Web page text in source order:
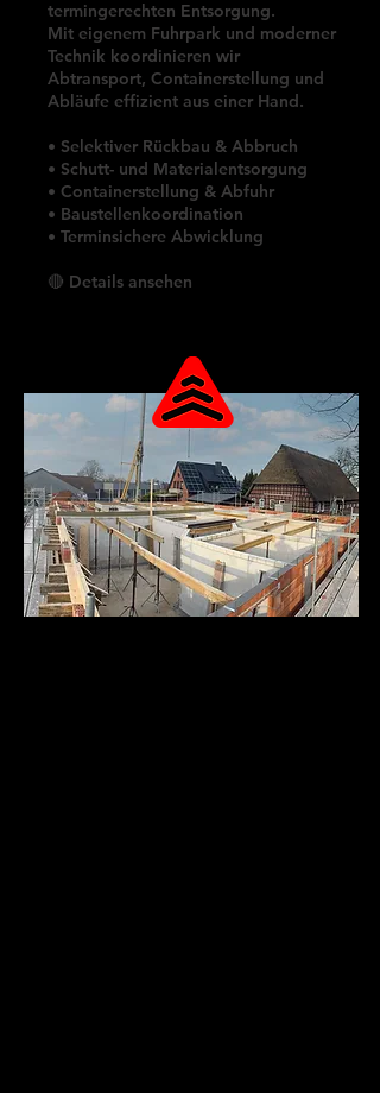
termingerechten Entsorgung.
Mit eigenem Fuhrpark und moderner
Technik koordinieren wir
Abtransport, Containerstellung und
Abläufe effizient aus einer Hand.
• Selektiver Rückbau & Abbruch
• Schutt- und Materialentsorgung
• Containerstellung & Abfuhr
• Baustellenkoordination
• Terminsichere Abwicklung
🔴 Details ansehen